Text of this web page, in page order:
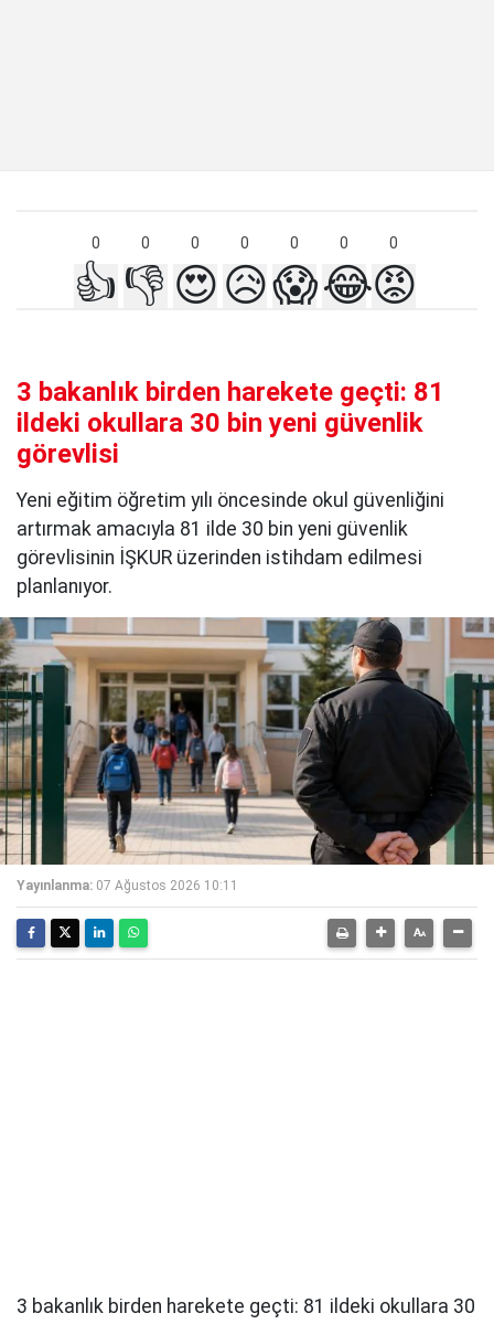
0 0 0 0 0 0 0
👍 👎 😍😥😱😂😡
3 bakanlık birden harekete geçti: 81
ildeki okullara 30 bin yeni güvenlik
görevlisi
Yeni eğitim öğretim yılı öncesinde okul güvenliğini
artırmak amacıyla 81 ilde 30 bin yeni güvenlik
görevlisinin İŞKUR üzerinden istihdam edilmesi
planlanıyor.
Yayınlanma: 07 Ağustos 2026 10:11
3 bakanlık birden harekete geçti: 81 ildeki okullara 30